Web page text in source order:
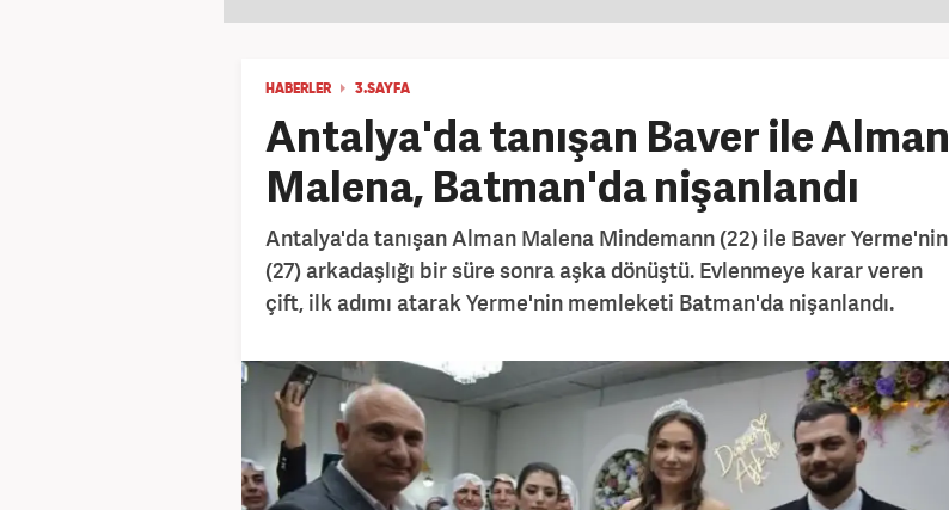
HABERLER 3.SAYFA
Antalya'da tanışan Baver ile Alman
Malena, Batman'da nişanlandı
Antalya'da tanışan Alman Malena Mindemann (22) ile Baver Yerme'nin
(27) arkadaşlığı bir süre sonra aşka dönüştü. Evlenmeye karar veren
çift, ilk adımı atarak Yerme'nin memleketi Batman'da nişanlandı.